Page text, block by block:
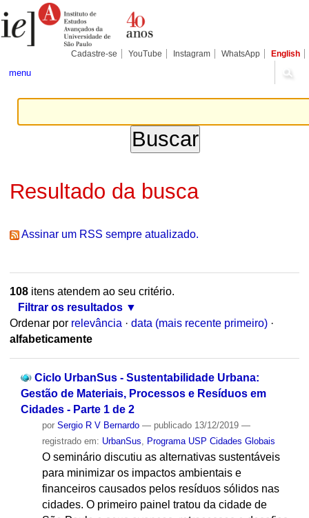
para
conteúdo.
Pessoais
Cadastre-se YouTube Instagram WhatsApp English
menu
Resultado da busca
Assinar um RSS sempre atualizado.
108itens atendem ao seu critério.
Filtrar os resultados
Ordenar por relevância · data (mais recente primeiro) ·
alfabeticamente
Ciclo UrbanSus - Sustentabilidade Urbana:
Gestão de Materiais, Processos e Resíduos em
Cidades - Parte 1 de 2
por Sergio R V Bernardo — publicado13/12/2019 —
registrado em: UrbanSus Programa USP Cidades Globais
O seminário discutiu as alternativas sustentáveis
para minimizar os impactos ambientais e
financeiros causados pelos resíduos sólidos nas
cidades. O primeiro painel tratou da cidade de